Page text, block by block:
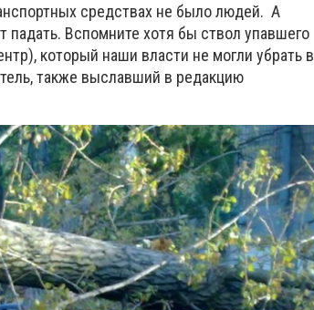
средствах не было людей. А
Вспомните хотя бы ствол упавшего
который наши власти не могли убрать в
также выславший в редакцию